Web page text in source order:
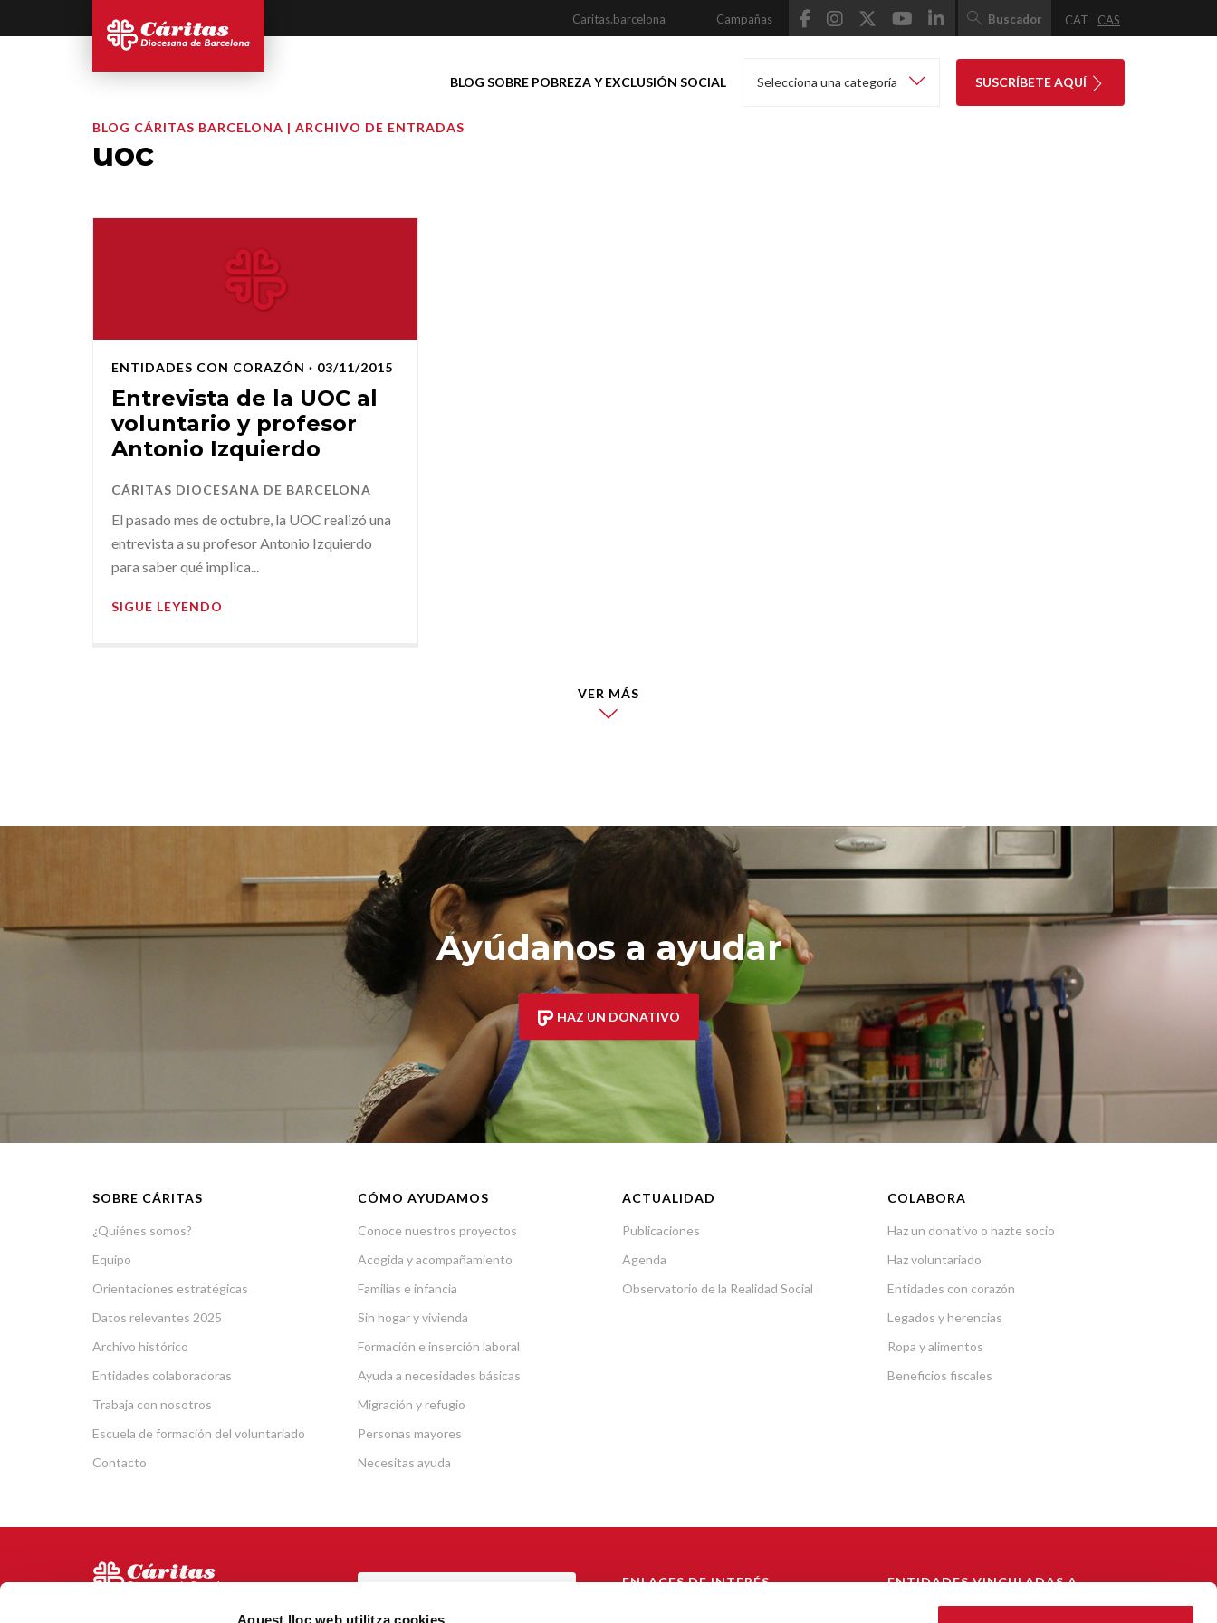
Aquest lloc web utilitza cookies
Caritas.barcelona Campañas Buscador CAT CAS
BLOG SOBRE POBREZA Y EXCLUSIÓN SOCIAL Selecciona una categoría SUSCRÍBETE AQUÍ
BLOG CÁRITAS BARCELONA | ARCHIVO DE ENTRADAS
uoc
ENTIDADES CON CORAZÓN · 03/11/2015
Entrevista de la UOC al
voluntario y profesor
Antonio Izquierdo
CÁRITAS DIOCESANA DE BARCELONA
El pasado mes de octubre, la UOC realizó una
entrevista a su profesor Antonio Izquierdo
para saber qué implica...
SIGUE LEYENDO
VER MÁS
Ayúdanos a ayudar
HAZ UN DONATIVO
SOBRE CÁRITAS
¿Quiénes somos?
Equipo
Orientaciones estratégicas
Datos relevantes 2025
Archivo histórico
Entidades colaboradoras
Trabaja con nosotros
Escuela de formación del voluntariado
Contacto
CÓMO AYUDAMOS
Conoce nuestros proyectos
Acogida y acompañamiento
Familias e infancia
Sin hogar y vivienda
Formación e inserción laboral
Ayuda a necesidades básicas
Migración y refugio
Personas mayores
Necesitas ayuda
ACTUALIDAD
Publicaciones
Agenda
Observatorio de la Realidad Social
COLABORA
Haz un donativo o hazte socio
Haz voluntariado
Entidades con corazón
Legados y herencias
Ropa y alimentos
Beneficios fiscales
Via Laietana 5, Entl.
ENLACES DE INTERÉS
ENTIDADES VINCULADAS A